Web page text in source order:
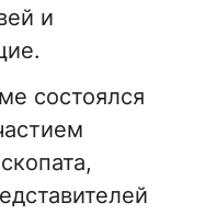
и
состоялся